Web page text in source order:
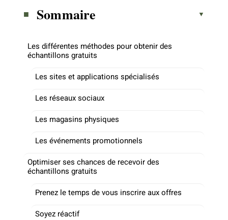
Sommaire
Les différentes méthodes pour obtenir des
échantillons gratuits
Les sites et applications spécialisés
Les réseaux sociaux
Les magasins physiques
Les événements promotionnels
Optimiser ses chances de recevoir des
échantillons gratuits
Prenez le temps de vous inscrire aux offres
Soyez réactif